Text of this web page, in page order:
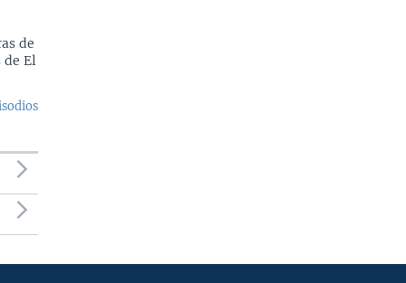
de
de El